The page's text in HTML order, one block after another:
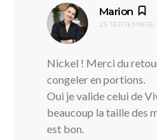
Marion
23
Nickel ! Merci du
congeler en portions.
Oui je valide celui de
beaucoup la taille des
est bon.